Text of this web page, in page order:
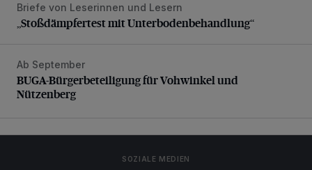
„Stoßdämpfertest mit Unterbodenbehandlung“
Briefe von Leserinnen und Lesern
„Stoßdämpfertest mit Unterbodenbehandlung“
BUGA-Bürgerbeteiligung für Vohwinkel und Nützenberg
Ab September
BUGA-Bürgerbeteiligung für Vohwinkel und
Nützenberg
SOZIALE MEDIEN